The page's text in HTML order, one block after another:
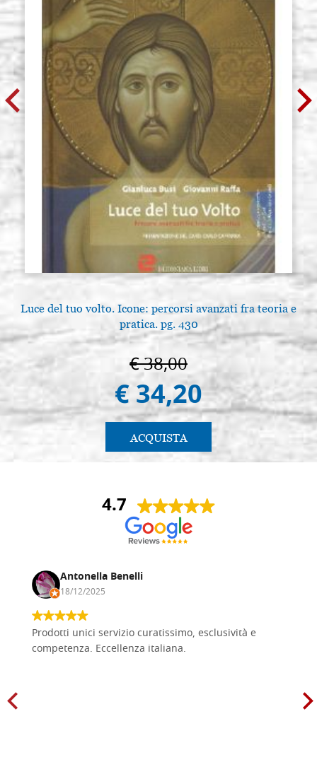
Luce del tuo volto. Icone: percorsi avanzati fra teoria e
pratica. pg. 430
€ 38,00
€ 34,20
ACQUISTA
4.7
Antonella Benelli
18/12/2025
Prodotti unici servizio curatissimo, esclusività e
competenza. Eccellenza italiana.